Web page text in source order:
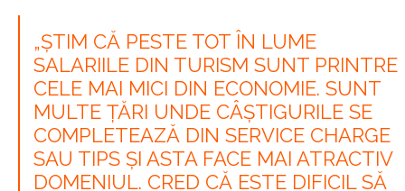
„ȘTIM CĂ PESTE TOT ÎN LUME
SALARIILE DIN TURISM SUNT PRINTRE
CELE MAI MICI DIN ECONOMIE. SUNT
MULTE ȚĂRI UNDE CÂȘTIGURILE SE
COMPLETEAZĂ DIN SERVICE CHARGE
SAU TIPS ȘI ASTA FACE MAI ATRACTIV
DOMENIUL. CRED CĂ ESTE DIFICIL SĂ